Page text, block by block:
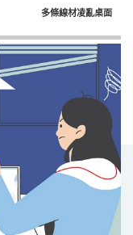
多條線材凌亂桌面